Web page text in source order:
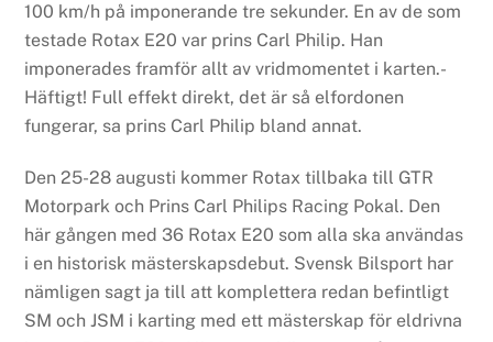
100 km/h på imponerande tre sekunder. En av de som
testade Rotax E20 var prins Carl Philip. Han
imponerades framför allt av vridmomentet i karten.-
Häftigt! Full effekt direkt, det är så elfordonen
fungerar, sa prins Carl Philip bland annat.
Den 25-28 augusti kommer Rotax tillbaka till GTR
Motorpark och Prins Carl Philips Racing Pokal. Den
här gången med 36 Rotax E20 som alla ska användas
i en historisk mästerskapsdebut. Svensk Bilsport har
nämligen sagt ja till att komplettera redan befintligt
SM och JSM i karting med ett mästerskap för eldrivna